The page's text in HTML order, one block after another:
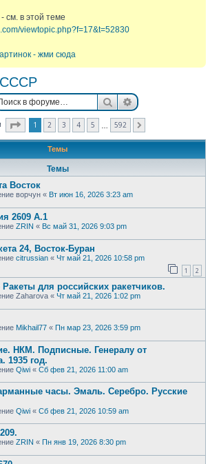
- см. в этой теме
viewtopic.php?f=17&t=52830
- жми сюда
СССР
ПоискРасширенный
Страница из 592
1 2 3 4 5 592
Темы
Темы
Восток
ворчун « Вт июн 16, 2026 3:23 am
2609 А.1
ZRIN « Вс май 31, 2026 9:03 pm
24, Восток-Буран
citrussian « Чт май 21, 2026 10:58 pm
1 2
для российских ракетчиков.
Zaharova « Чт май 21, 2026 1:02 pm
Mikhail77 « Пн мар 23, 2026 3:59 pm
НКМ. Подписные. Генералу от
1935 год.
Qiwi « Сб фев 21, 2026 11:00 am
часы. Эмаль. Серебро. Русские
Qiwi « Сб фев 21, 2026 10:59 am
ZRIN « Пн янв 19, 2026 8:30 pm